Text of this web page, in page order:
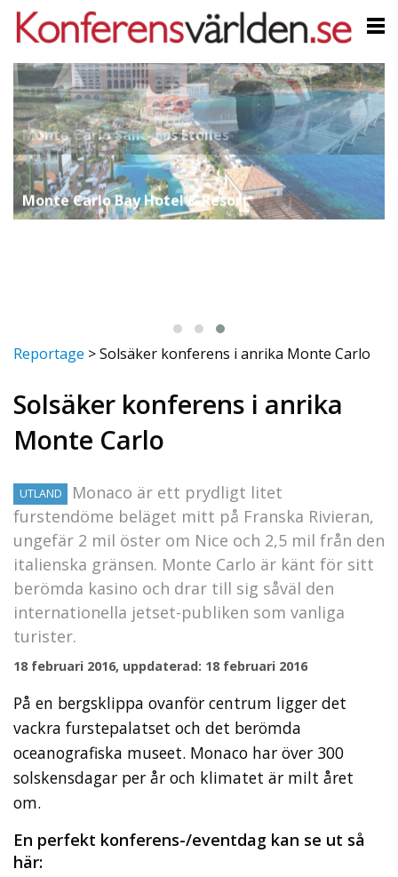
Reportage >Solsäker konferens i anrika Monte Carlo
Solsäker konferens i anrika
Monte Carlo
UTLAND
Monaco är ett prydligt litet
furstendöme beläget mitt på Franska Rivieran,
ungefär 2 mil öster om Nice och 2,5 mil från den
italienska gränsen. Monte Carlo är känt för sitt
berömda kasino och drar till sig såväl den
internationella jetset-publiken som vanliga
turister.
18 februari 2016, uppdaterad: 18 februari 2016
På en bergsklippa ovanför centrum ligger det
vackra furstepalatset och det berömda
oceanografiska museet. Monaco har över 300
solskensdagar per år och klimatet är milt året
om.
En perfekt konferens-/eventdag kan se ut så
här: